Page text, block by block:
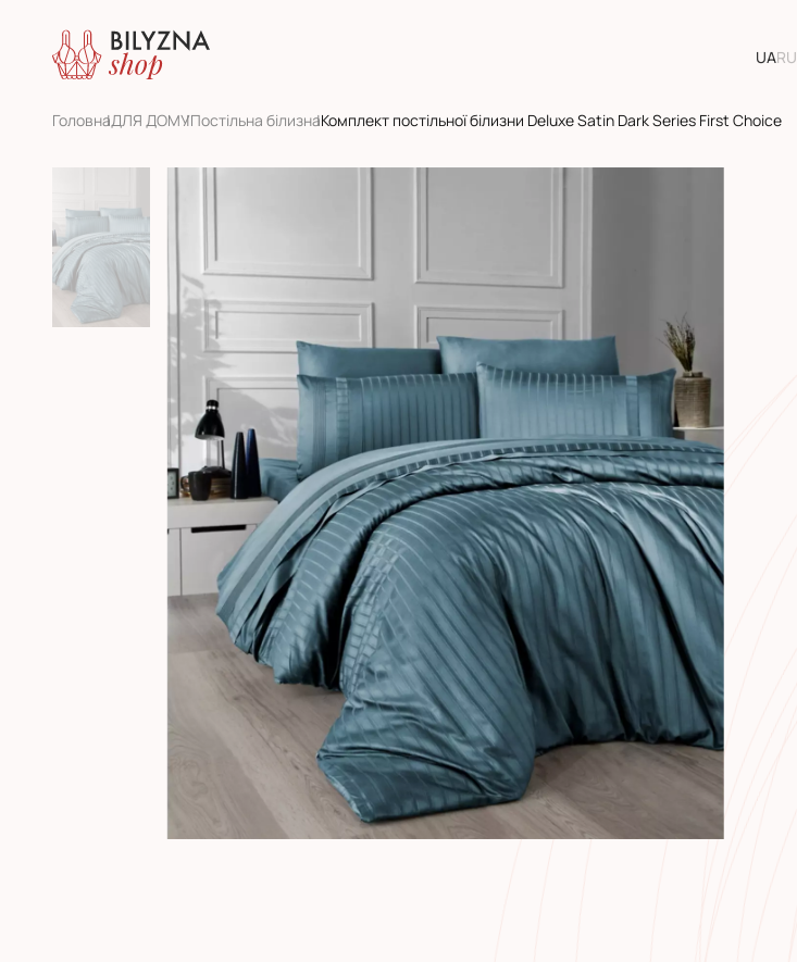
UARU
ГоловнаДЛЯ ДОМУПостільна білизнаКомплект постільної білизни Deluxe Satin Dark Series First Choice